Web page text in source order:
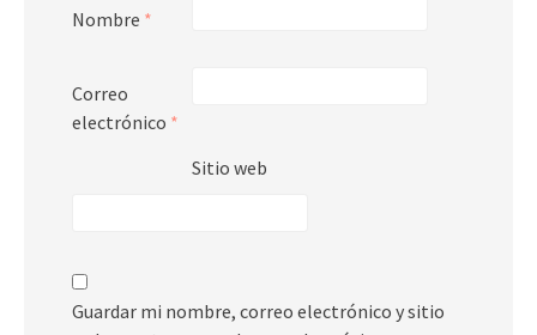
Nombre *
Correo
electrónico *
Sitio web
Guardar mi nombre, correo electrónico y sitio